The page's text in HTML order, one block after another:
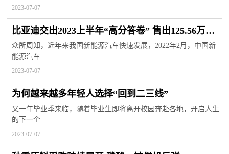
2023-07-07
比亚迪交出2023上半年“高分答卷” 售出125.56万辆
成销冠
众所周知，近年来我国新能源汽车快速发展，2022年2月，中国新
能源汽车
2023-07-07
为何越来越多年轻人选择“回到二三线”
又一年毕业季来临，随着毕业生即将离开校园奔赴各地，开启人生
的下一个
2023-07-07